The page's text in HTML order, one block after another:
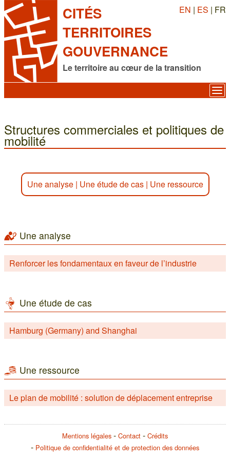
CITÉS
TERRITOIRES
GOUVERNANCE
Le territoire au cœur de la transition
EN | ES | FR
Structures commerciales et politiques de
mobilité
Une analyse| Une étude de cas| Une ressource
Une analyse
Renforcer les fondamentaux en faveur de l’industrie
Une étude de cas
Hamburg (Germany) and Shanghai
Une ressource
Le plan de mobilité : solution de déplacement entreprise
Mentions légales Contact
Crédits
Politique de confidentialité et de protection des données